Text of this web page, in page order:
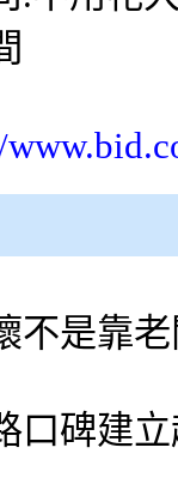
不是靠
口碑建